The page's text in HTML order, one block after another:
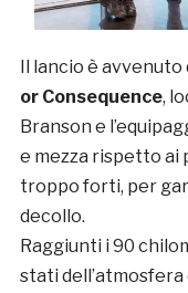
Il lancio è avvenuto
or Consequence,
Branson e
e mezza rispetto ai
troppo forti, per
decollo.
Raggiunti i 90
stati